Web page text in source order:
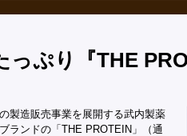
っぷり『THE
製造販売事業を展開する武内製薬
ランドの「THE PROTEIN」（通